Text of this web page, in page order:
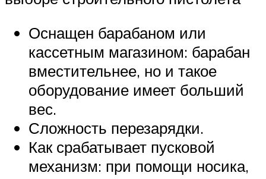
Оснащен барабаном или
кассетным магазином: барабан
вместительнее, но и такое
оборудование имеет больший
вес.
Сложность перезарядки.
Как срабатывает пусковой
механизм: при помощи носика,